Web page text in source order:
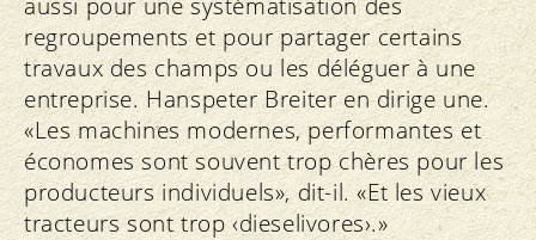
regroupements et pour partager certains
travaux des champs ou les déléguer à une
entreprise. Hanspeter Breiter en dirige une.
«Les machines modernes, performantes et
économes sont souvent trop chères pour les
producteurs individuels», dit-il. «Et les vieux
tracteurs sont trop ‹dieselivores›.»